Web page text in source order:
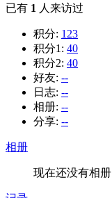
已有 1 人来访过
积分: 123
积分1: 40
积分2: 40
好友: --
日志: --
相册: --
分享: --
相册
现在还没有相册